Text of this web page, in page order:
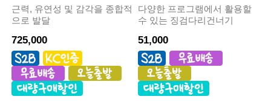
근력, 유연성 및 감각을 종합적
으로 발달
725,000
다양한 프로그램에서 활용할
수 있는 징검다리건너기
51,000